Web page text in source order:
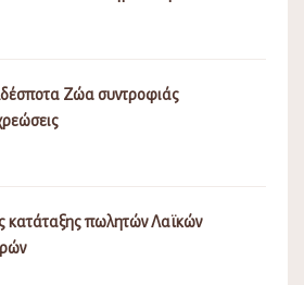
Ζώα συντροφιάς
κατάταξης πωλητών Λαϊκών